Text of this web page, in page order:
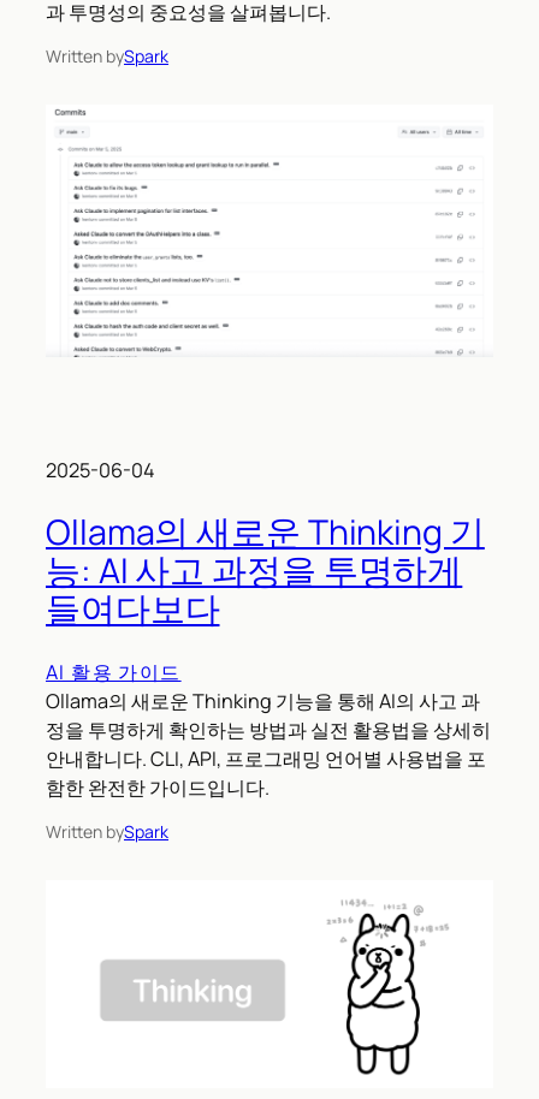
과 투명성의 중요성을 살펴봅니다.
Written bySpark
2025-06-04
Ollama의 새로운 Thinking 기
능: AI 사고 과정을 투명하게
들여다보다
AI 활용 가이드
Ollama의 새로운 Thinking 기능을 통해 AI의 사고 과
정을 투명하게 확인하는 방법과 실전 활용법을 상세히
안내합니다. CLI, API, 프로그래밍 언어별 사용법을 포
함한 완전한 가이드입니다.
Written bySpark